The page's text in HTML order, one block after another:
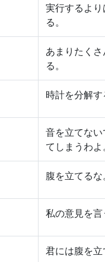
実行するよ
る。
あまりたく
る。
時計を分解す
音を立てな
てしまうわよ
腹を立てるな
私の意見を言
君には腹を立